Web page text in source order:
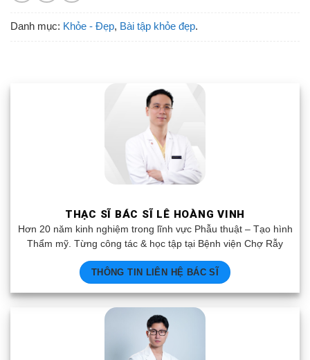
Danh mục: Khỏe - Đẹp, Bài tập khỏe đẹp.
THẠC SĨ BÁC SĨ LÊ HOÀNG VINH
Hơn 20 năm kinh nghiệm trong lĩnh vực Phẫu thuật – Tạo hình
Thẩm mỹ. Từng công tác & học tập tại Bệnh viện Chợ Rẫy
THÔNG TIN LIÊN HỆ BÁC SĨ